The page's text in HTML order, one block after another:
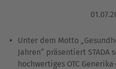
Unter dem Motto
Jahren“ präsentiert
hochwertiges OTC